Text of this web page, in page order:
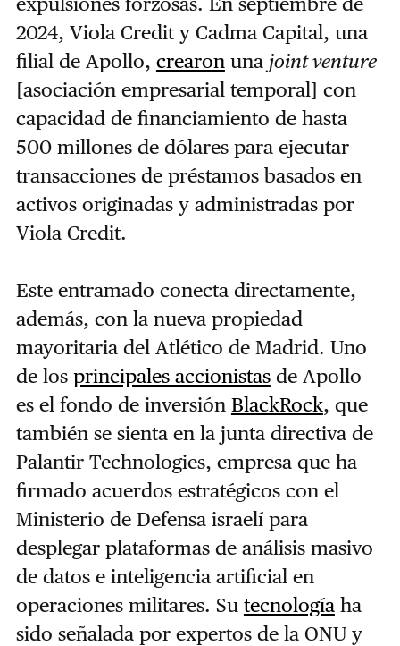
2024, Viola Credit y Cadma Capital, una
filial de Apollo, crearon una joint venture
[asociación empresarial temporal] con
capacidad de financiamiento de hasta
500 millones de dólares para ejecutar
transacciones de préstamos basados ​​en
activos originadas y administradas por
Viola Credit.
Este entramado conecta directamente,
además, con la nueva propiedad
mayoritaria del Atlético de Madrid. Uno
de los principales accionistasde Apollo
es el fondo de inversión BlackRock, que
también se sienta en la junta directiva de
Palantir Technologies, empresa que ha
firmado acuerdos estratégicos con el
Ministerio de Defensa israelí para
desplegar plataformas de análisis masivo
de datos e inteligencia artificial en
operaciones militares. Su tecnologíaha
sido señalada por expertos de la ONU y